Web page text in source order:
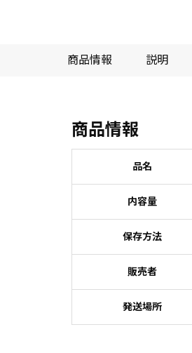
商品情報 説明
商品情報
品名
内容量
保存方法
販売者
発送場所